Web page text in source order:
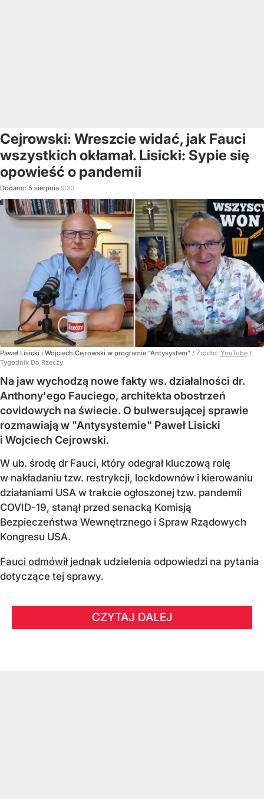
Cejrowski: Wreszcie widać, jak Fauci
wszystkich okłamał. Lisicki: Sypie się
opowieść o pandemii
Dodano: 5 sierpnia 9:23
Paweł Lisicki i Wojciech Cejrowski w programie "Antysystem" / Źródło: YouTube /
Tygodnik Do Rzeczy
Na jaw wychodzą nowe fakty ws. działalności dr.
Anthony'ego Fauciego, architekta obostrzeń
covidowych na świecie. O bulwersującej sprawie
rozmawiają w "Antysystemie" Paweł Lisicki
i Wojciech Cejrowski.
W ub. środę dr Fauci, który odegrał kluczową rolę
w nakładaniu tzw. restrykcji, lockdownów i kierowaniu
działaniami USA w trakcie ogłoszonej tzw. pandemii
COVID-19, stanął przed senacką Komisją
Bezpieczeństwa Wewnętrznego i Spraw Rządowych
Kongresu USA.
Fauci odmówił jednak udzielenia odpowiedzi na pytania
dotyczące tej sprawy.
CZYTAJ DALEJ